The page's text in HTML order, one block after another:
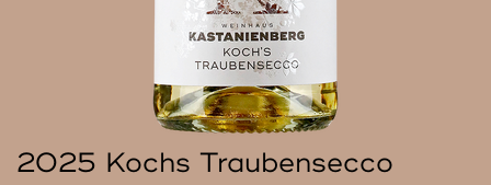
2025 Kochs Traubensecco